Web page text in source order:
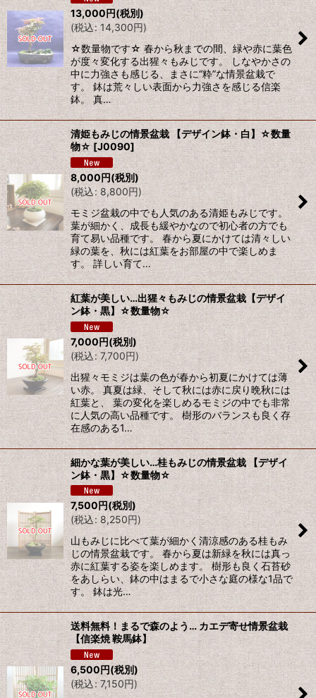
13,000円(税別)
(税込: 14,300円)
☆数量物です☆ 春から秋までの間、緑や赤に葉色
が度々変化する出猩々もみじです。 しなやかさの
中に力強さも感じる、まさに“粋”な情景盆栽で
す。 鉢は荒々しい表面から力強さを感じる信楽
鉢。 真…
清姫もみじの情景盆栽 【デザイン鉢・白】☆数量
物☆ [J0090]
8,000円(税別)
(税込: 8,800円)
モミジ盆栽の中でも人気のある清姫もみじです。
葉が細かく、成長も緩やかなので初心者の方でも
育て易い品種です。 春から夏にかけては清々しい
緑の葉を、秋には紅葉をお部屋の中で楽しめま
す。 詳しい育て…
紅葉が美しい…出猩々もみじの情景盆栽【デザイ
ン鉢・黒】☆数量物☆
7,000円(税別)
(税込: 7,700円)
出猩々モミジは葉の色が春から初夏にかけては薄
い赤。 真夏は緑、そして秋には赤に戻り晩秋には
紅葉と、 葉の変化を楽しめるモミジの中でも非常
に人気の高い品種です。 樹形のバランスも良く存
在感のある1…
細かな葉が美しい…桂もみじの情景盆栽 【デザイ
ン鉢・黒】☆数量物☆
7,500円(税別)
(税込: 8,250円)
山もみじに比べて葉が細かく清涼感のある桂もみ
じの情景盆栽です。 春から夏は新緑を秋には真っ
赤に紅葉する姿を楽しめます。 樹形も良く石苔砂
をあしらい、鉢の中はまるで小さな庭の様な1品で
す。 鉢は光…
送料無料！まるで森のよう… カエデ寄せ情景盆栽
【信楽焼 鞍馬鉢】
6,500円(税別)
(税込: 7,150円)